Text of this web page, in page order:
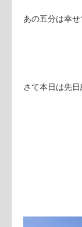
あの五分は幸せ
さて本日は先